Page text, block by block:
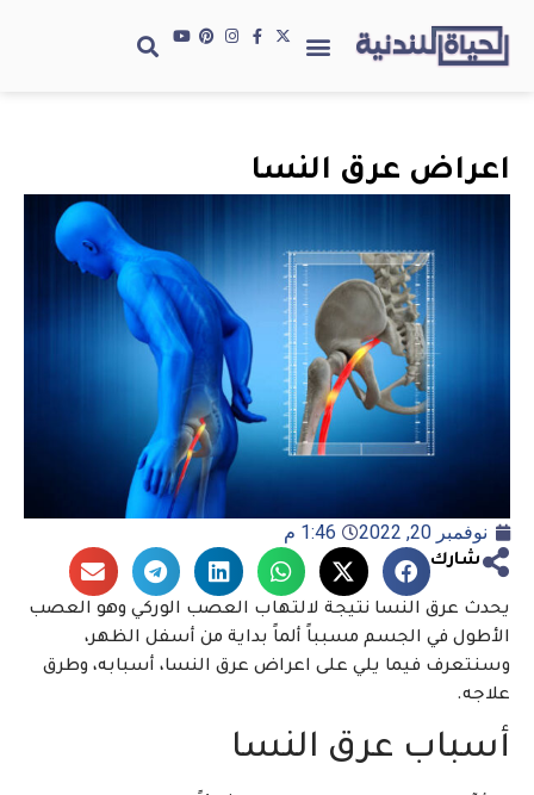
اعراض عرق النسا
نوفمبر 20, 2022 1:46 م
شارك
يحدث عرق النسا نتيجة لالتهاب العصب الوركي وهو العصب
الأطول في الجسم مسبباً ألماً بداية من أسفل الظهر،
وسنتعرف فيما يلي على اعراض عرق النسا، أسبابه، وطرق
علاجه.
أسباب عرق النسا